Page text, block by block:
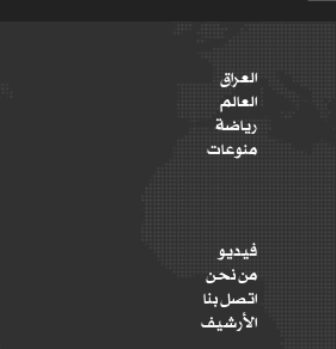
العراق
العالم
رياضة
منوعات
فيديو
من نحن
اتصل بنا
الأرشيف